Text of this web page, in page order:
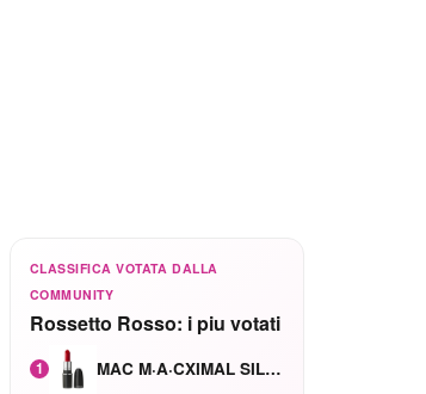
CLASSIFICA VOTATA DALLA
COMMUNITY
Rossetto Rosso: i piu votati
1 MAC M·A·CXIMAL SILKY MATTE Red Rock mat